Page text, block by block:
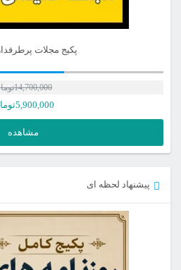
پکیج مجلات
14,700,000
5,900,000
مشاهده
پیشنهاد لحظه ای